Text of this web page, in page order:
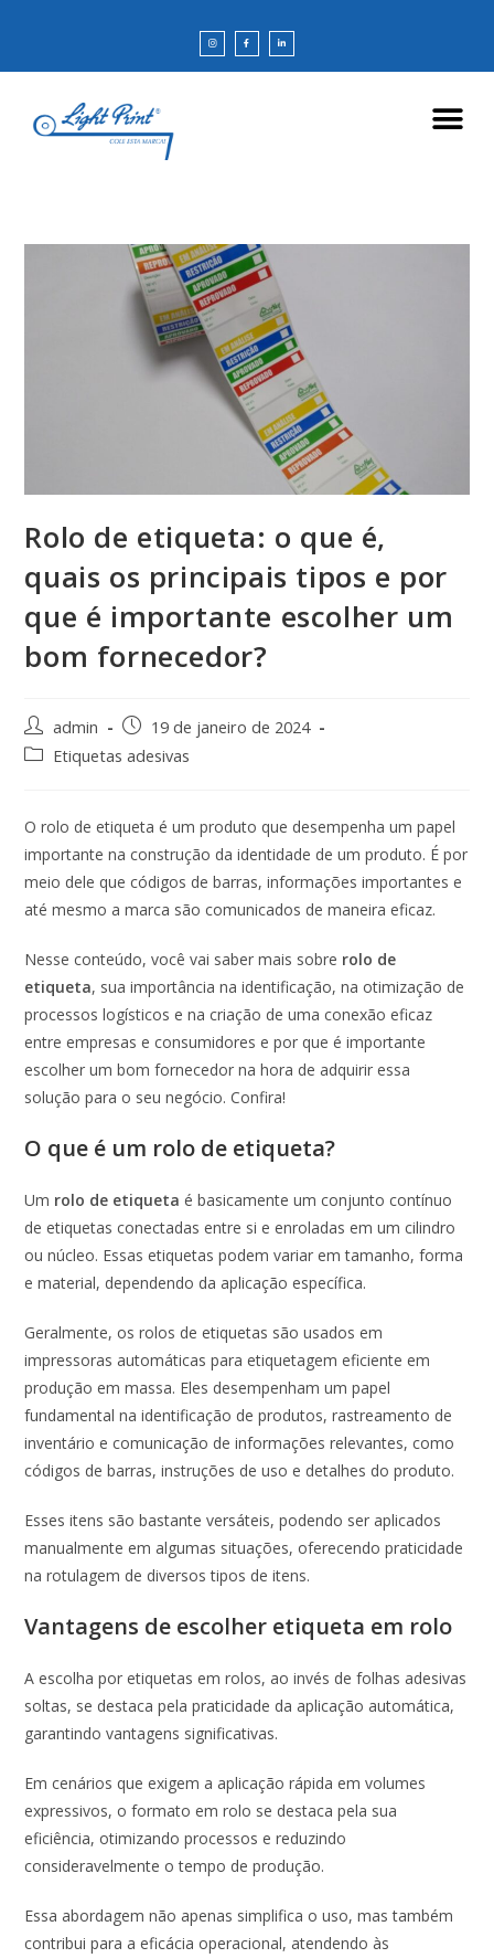
Rolo de etiqueta: o que é,
quais os principais tipos e por
que é importante escolher um
bom fornecedor?
admin
19 de janeiro de 2024
Etiquetas adesivas
O rolo de etiqueta é um produto que desempenha um papel
importante na construção da identidade de um produto. É por
meio dele que códigos de barras, informações importantes e
até mesmo a marca são comunicados de maneira eficaz.
Nesse conteúdo, você vai saber mais sobre rolo de
etiqueta, sua importância na identificação, na otimização de
processos logísticos e na criação de uma conexão eficaz
entre empresas e consumidores e por que é importante
escolher um bom fornecedor na hora de adquirir essa
solução para o seu negócio. Confira!
O que é um rolo de etiqueta?
Um rolo de etiqueta é basicamente um conjunto contínuo
de etiquetas conectadas entre si e enroladas em um cilindro
ou núcleo. Essas etiquetas podem variar em tamanho, forma
e material, dependendo da aplicação específica.
Geralmente, os rolos de etiquetas são usados em
impressoras automáticas para etiquetagem eficiente em
produção em massa. Eles desempenham um papel
fundamental na identificação de produtos, rastreamento de
inventário e comunicação de informações relevantes, como
códigos de barras, instruções de uso e detalhes do produto.
Esses itens são bastante versáteis, podendo ser aplicados
manualmente em algumas situações, oferecendo praticidade
na rotulagem de diversos tipos de itens.
Vantagens de escolher etiqueta em rolo
A escolha por etiquetas em rolos, ao invés de folhas adesivas
soltas, se destaca pela praticidade da aplicação automática,
garantindo vantagens significativas.
Em cenários que exigem a aplicação rápida em volumes
expressivos, o formato em rolo se destaca pela sua
eficiência, otimizando processos e reduzindo
consideravelmente o tempo de produção.
Essa abordagem não apenas simplifica o uso, mas também
contribui para a eficácia operacional, atendendo às